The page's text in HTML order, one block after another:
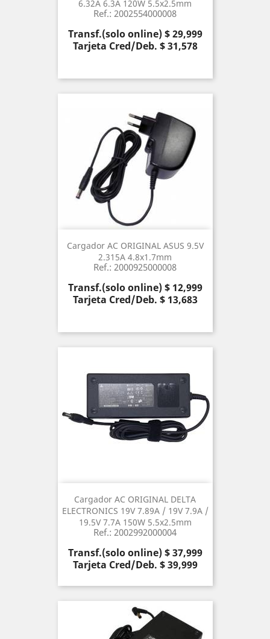
6.32A 6.3A 120W 5.5x2.5mm
Ref.: 2002554000008
Precio
Transf.(solo online) $ 29,999
Tarjeta Cred/Deb. $ 31,578
Cargador AC ORIGINAL ASUS 9.5V
2.315A 4.8x1.7mm
Ref.: 2000925000008
Precio
Transf.(solo online) $ 12,999
Tarjeta Cred/Deb. $ 13,683
Cargador AC ORIGINAL DELTA
ELECTRONICS 19V 7.89A / 19V 7.9A /
19.5V 7.7A 150W 5.5x2.5mm
Ref.: 2002992000004
Precio
Transf.(solo online) $ 37,999
Tarjeta Cred/Deb. $ 39,999